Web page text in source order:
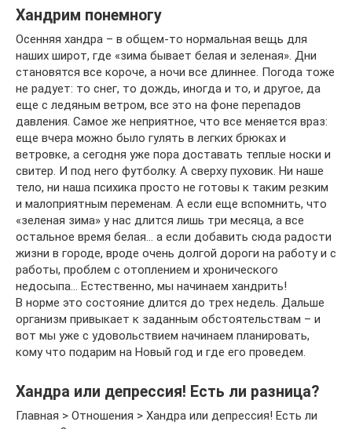
Хандрим понемногу
Осенняя хандра – в общем-то нормальная вещь для
наших широт, где «зима бывает белая и зеленая». Дни
становятся все короче, а ночи все длиннее. Погода тоже
не радует: то снег, то дождь, иногда и то, и другое, да
еще с ледяным ветром, все это на фоне перепадов
давления. Самое же неприятное, что все меняется враз:
еще вчера можно было гулять в легких брюках и
ветровке, а сегодня уже пора доставать теплые носки и
свитер. И под него футболку. А сверху пуховик. Ни наше
тело, ни наша психика просто не готовы к таким резким
и малоприятным переменам. А если еще вспомнить, что
«зеленая зима» у нас длится лишь три месяца, а все
остальное время белая… а если добавить сюда радости
жизни в городе, вроде очень долгой дороги на работу и с
работы, проблем с отоплением и хронического
недосыпа… Естественно, мы начинаем хандрить!
В норме это состояние длится до трех недель. Дальше
организм привыкает к заданным обстоятельствам – и
вот мы уже с удовольствием начинаем планировать,
кому что подарим на Новый год и где его проведем.
Хандра или депрессия! Есть ли разница?
Главная > Отношения > Хандра или депрессия! Есть ли